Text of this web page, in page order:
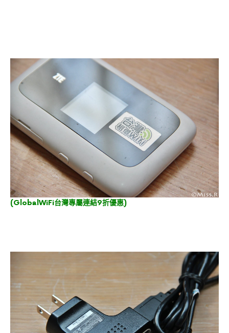
(GlobalWiFi台灣專屬連結9折優惠)